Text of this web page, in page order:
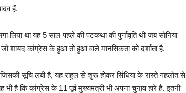
हैं.
लिया था यह 5 साल पहले की पटकथा की पुर्नावृति थी जब सोनिया
शायद कांग्रेस के हुआ तो हुआ वाले मानसिकता को दर्शाता है.
सूचि लंबी है, यह राहुल से शुरू होकर सिंधिया के रास्ते गहलोत से
है कि कांग्रेस के 11 पूर्व मुख्यमंत्री भी अपना चुनाव हारे हैं. इतनी